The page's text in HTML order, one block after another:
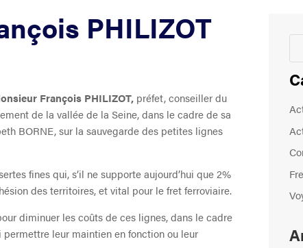
PHILIZOT
François PHILIZOT, préfet, conseiller du
de la vallée de la Seine, dans le cadre de sa
BORNE, sur la sauvegarde des petites lignes
fines qui, s’il ne supporte aujourd’hui que 2%
des territoires, et vital pour le fret ferroviaire.
diminuer les coûts de ces lignes, dans le cadre
permettre leur maintien en fonction ou leur